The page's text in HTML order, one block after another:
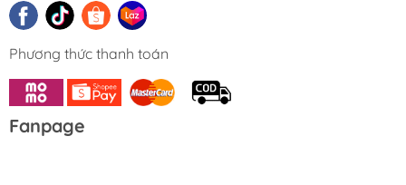
Phương thức thanh toán
Fanpage